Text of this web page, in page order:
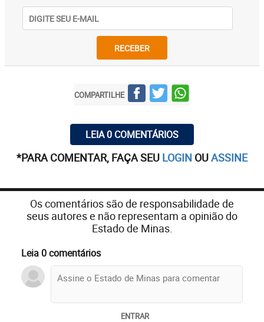
RECEBER
COMPARTILHE
LEIA 0 COMENTÁRIOS
*PARA COMENTAR, FAÇA SEU LOGIN OUASSINE
Os comentários são de responsabilidade de
seus autores e não representam a opinião do
Estado de Minas.
Leia 0 comentários
ENTRAR